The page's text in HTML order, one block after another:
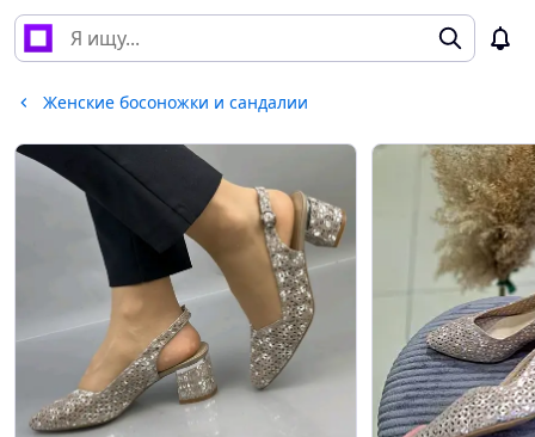
Женские босоножки и сандалии